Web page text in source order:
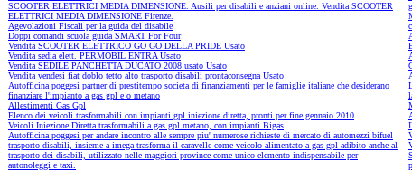
SCOOTER ELETTRICI MEDIA DIMENSIONE. Ausili per disabili e anziani online. Vendita SCOOTER
ELETTRICI MEDIA DIMENSIONE Firenze.
Agevolazioni Fiscali per la guida del disabile
Doppi comandi scuola guida SMART For Four
Vendita SCOOTER ELETTRICO GO GO DELLA PRIDE Usato
Vendita sedia elett. PERMOBIL ENTRA Usato
Vendita SEDILE PANCHETTA DUCATO 2008 usato Usato
Vendita vendesi fiat doblo tetto alto trasporto disabili prontaconsegna Usato
Autofficina poggesi partner di prestitempo societa di finanziamenti per le famiglie italiane che desiderano
finanziare l'impianto a gas gpl e o metano
Allestimenti Gas Gpl
Elenco dei veicoli trasformabili con impianti gpl iniezione diretta, pronti per fine gennaio 2010
Veicoli Iniezione Diretta trasformabili a gas gpl metano, con impianti Bigas
Autofficina poggesi per andare incontro alle sempre piu' numerose richieste di mercato di automezzi bifuel
trasporto disabili, insieme a imega trasforma il caravelle come veicolo alimentato a gas gpl adibito anche al
trasporto dei disabili, utilizzato nelle maggiori province come unico elemento indispensabile per
autonoleggi e taxi.